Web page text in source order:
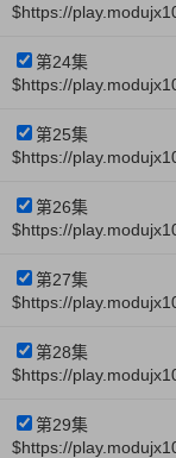
$https://
第24集
$https://
第25集
$https://
第26集
$https://
第27集
$https://
第28集
$https://
第29集
$https://